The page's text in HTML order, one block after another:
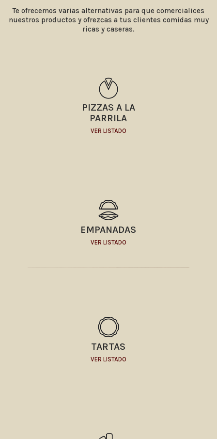
Te ofrecemos varias alternativas para que comercialices
nuestros productos y ofrezcas a tus clientes comidas muy
ricas y caseras.
PIZZAS A LA
PARRILA
VER LISTADO
EMPANADAS
VER LISTADO
TARTAS
VER LISTADO